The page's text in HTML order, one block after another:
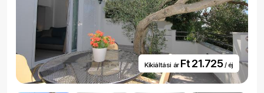
Kikiáltási ár Ft 21.725/ éj